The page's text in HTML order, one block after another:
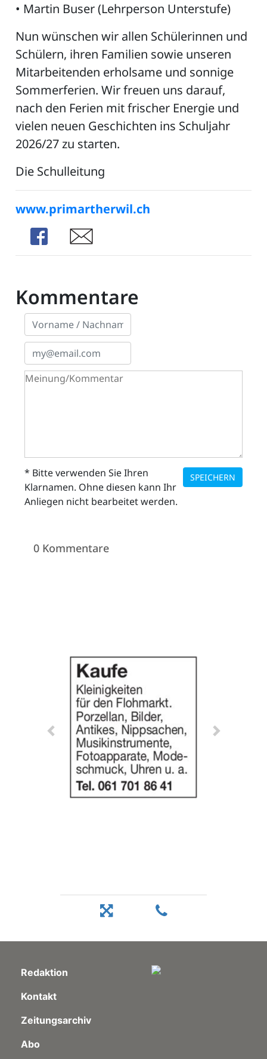
• Martin Buser (Lehrperson Unterstufe)
Nun wünschen wir allen Schülerinnen und
Schülern, ihren Familien sowie unseren
Mitarbeitenden erholsame und sonnige
Sommerferien. Wir freuen uns darauf,
nach den Ferien mit frischer Energie und
vielen neuen Geschichten ins Schuljahr
2026/27 zu starten.
Die Schulleitung
www.primartherwil.ch
Share
Share
Kommentare
SPEICHERN
* Bitte verwenden Sie Ihren
Klarnamen. Ohne diesen kann Ihr
Anliegen nicht bearbeitet werden.
0 Kommentare
Redaktion
Kontakt
Zeitungsarchiv
Abo